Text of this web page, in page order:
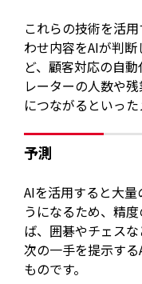
これらの技術を活
わせ内容をAIが判
ど、顧客対応の自
レーターの人数や
につながるといった
予測
AIを活用すると大
うになるため、精
ば、囲碁やチェス
次の一手を提示す
ものです。